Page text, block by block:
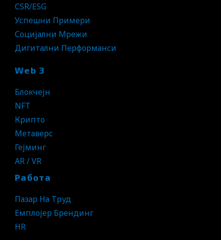
CSR/ESG
Успешни Примери
Социјални Мрежи
Дигитални Перформанси
Web 3
Блокчејн
NFT
Крипто
Метаверс
Гејминг
AR / VR
Работа
Пазар На Труд
Емплојер Брендинг
HR